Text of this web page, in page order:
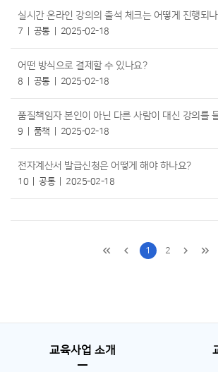
7 공통
실시간 온라인 강의의 출석 체크는 어떻게 진행되
2025-02-18
8 공통
어떤 방식으로 결제할 수 있나요?
2025-02-18
9 품책
품질책임자 본인이 아닌 다른 사람이 대신 강의를
2025-02-18
10 공통
전자계산서 발급신청은 어떻게 해야 하나요?
2025-02-18
1 2
교육사업 소개